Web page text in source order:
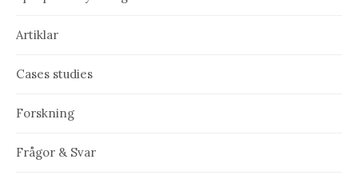
Artiklar
Cases studies
Forskning
Frågor & Svar